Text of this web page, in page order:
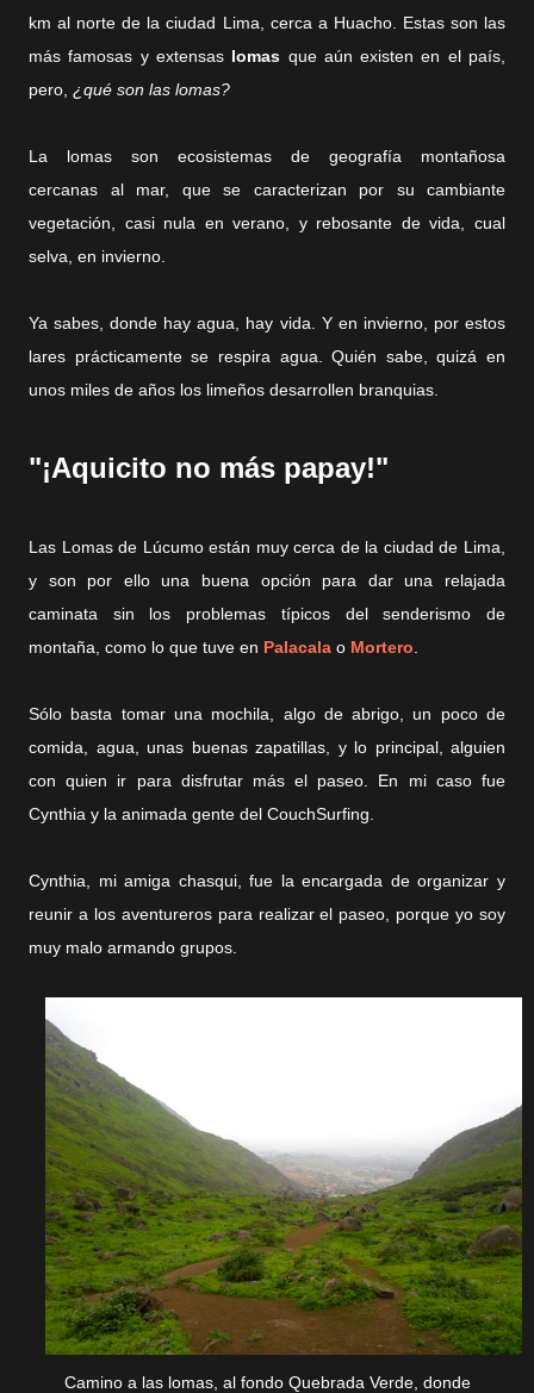
km al norte de la ciudad Lima, cerca a Huacho. Estas son las
más famosas y extensas lomas que aún existen en el país,
pero, ¿qué son las lomas?
La lomas son ecosistemas de geografía montañosa
cercanas al mar, que se caracterizan por su cambiante
vegetación, casi nula en verano, y rebosante de vida, cual
selva, en invierno.
Ya sabes, donde hay agua, hay vida. Y en invierno, por estos
lares prácticamente se respira agua. Quién sabe, quizá en
unos miles de años los limeños desarrollen branquias.
"¡Aquicito no más papay!"
Las Lomas de Lúcumo están muy cerca de la ciudad de Lima,
y son por ello una buena opción para dar una relajada
caminata sin los problemas típicos del senderismo de
montaña, como lo que tuve en Palacala o Mortero
Sólo basta tomar una mochila, algo de abrigo, un poco de
comida, agua, unas buenas zapatillas, y lo principal, alguien
con quien ir para disfrutar más el paseo. En mi caso fue
Cynthia y la animada gente del CouchSurfing.
Cynthia, mi amiga chasqui, fue la encargada de organizar y
reunir a los aventureros para realizar el paseo, porque yo soy
muy malo armando grupos.
Camino a las lomas, al fondo Quebrada Verde, donde